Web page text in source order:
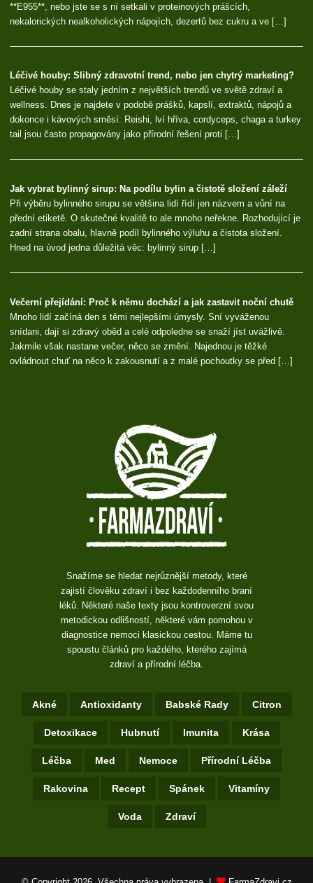
**E955**, nebo jste se s ní setkali v proteinových prášcích,
nekalorických nealkoholických nápojích, dezertů bez cukru a ve […]
Léčivé houby: Slibný zdravotní trend, nebo jen chytrý marketing?
Léčivé houby se staly jedním z největších trendů ve světě zdraví a
wellness. Dnes je najdete v podobě prášků, kapslí, extraktů, nápojů a
dokonce i kávových směsí. Reishi, lví hříva, cordyceps, chaga a turkey
tail jsou často propagovány jako přírodní řešení proti […]
Jak vybrat bylinný sirup: Na podílu bylin a čistotě složení záleží
Při výběru bylinného sirupu se většina lidí řídí jen názvem a vůní na
přední etiketě. O skutečné kvalitě to ale mnoho neřekne. Rozhodující je
zadní strana obalu, hlavně podíl bylinného výluhu a čistota složení.
Hned na úvod jedna důležitá věc: bylinný sirup […]
Večerní přejídání: Proč k němu dochází a jak zastavit noční chutě
Mnoho lidí začíná den s těmi nejlepšími úmysly. Sní vyváženou
snídani, dají si zdravý oběd a celé odpoledne se snaží jíst uvážlivě.
Jakmile však nastane večer, něco se změní. Najednou je těžké
ovládnout chuť na něco k zakousnutí a z malé pochoutky se před […]
Snažíme se hledat nejrůznější metody, které
zajistí člověku zdraví i bez každodenního braní
léků. Některé naše texty jsou kontroverzní svou
metodickou odlišností, některé vám pomohou v
diagnostice nemoci klasickou cestou. Máme tu
spoustu článků pro každého, kterého zajímá
zdraví a přírodní léčba.
Akné Antioxidanty Babské Rady Citron
Detoxikace Hubnutí Imunita Krása
Léčba Med Nemoce Přírodní Léčba
Rakovina Recept Spánek Vitamíny
Voda Zdraví